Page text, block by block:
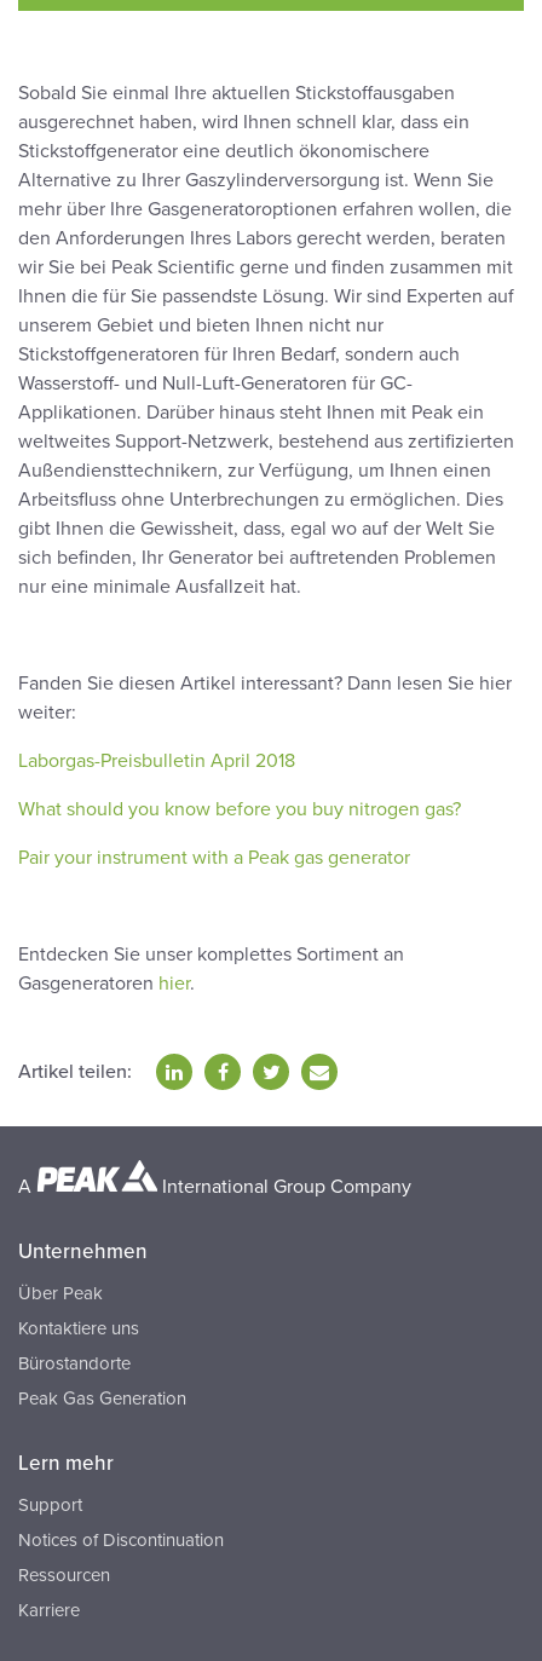
Sobald Sie einmal Ihre aktuellen Stickstoffausgaben
ausgerechnet haben, wird Ihnen schnell klar, dass ein
Stickstoffgenerator eine deutlich ökonomischere
Alternative zu Ihrer Gaszylinderversorgung ist. Wenn Sie
mehr über Ihre Gasgeneratoroptionen erfahren wollen, die
den Anforderungen Ihres Labors gerecht werden, beraten
wir Sie bei Peak Scientific gerne und finden zusammen mit
Ihnen die für Sie passendste Lösung. Wir sind Experten auf
unserem Gebiet und bieten Ihnen nicht nur
Stickstoffgeneratoren für Ihren Bedarf, sondern auch
Wasserstoff- und Null-Luft-Generatoren für GC-
Applikationen. Darüber hinaus steht Ihnen mit Peak ein
weltweites Support-Netzwerk, bestehend aus zertifizierten
Außendiensttechnikern, zur Verfügung, um Ihnen einen
Arbeitsfluss ohne Unterbrechungen zu ermöglichen. Dies
gibt Ihnen die Gewissheit, dass, egal wo auf der Welt Sie
sich befinden, Ihr Generator bei auftretenden Problemen
nur eine minimale Ausfallzeit hat.
Fanden Sie diesen Artikel interessant? Dann lesen Sie hier
weiter:
Laborgas-Preisbulletin April 2018
What should you know before you buy nitrogen gas?
Pair your instrument with a Peak gas generator
Entdecken Sie unser komplettes Sortiment an
Gasgeneratoren hier.
Artikel teilen:
A International Group Company
Unternehmen
Über Peak
Kontaktiere uns
Bürostandorte
Peak Gas Generation
Lern mehr
Support
Notices of Discontinuation
Ressourcen
Karriere